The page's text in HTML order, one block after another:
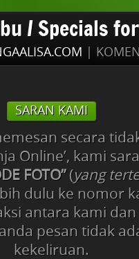
/ Specials
SARAN KAMI
secara
Online’, kami
FOTO”(yang
dulu ke nomor
antara kami
pesan tidak
kekeliruan.